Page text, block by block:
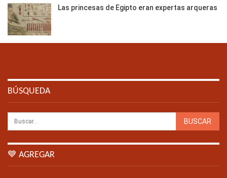
Las princesas de Egipto eran expertas arqueras
BÚSQUEDA
💙 AGREGAR